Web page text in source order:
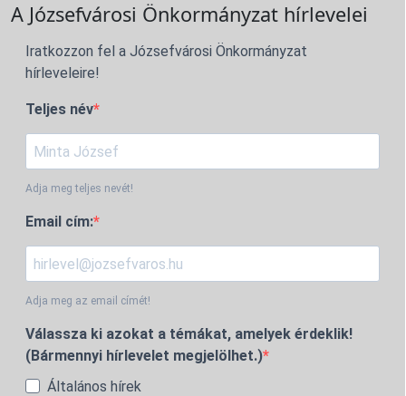
A Józsefvárosi Önkormányzat hírlevelei
Iratkozzon fel a Józsefvárosi Önkormányzat
hírleveleire!
Teljes név
Adja meg teljes nevét!
Email cím:
Adja meg az email címét!
Válassza ki azokat a témákat, amelyek érdeklik!
(Bármennyi hírlevelet megjelölhet.)
Általános hírek